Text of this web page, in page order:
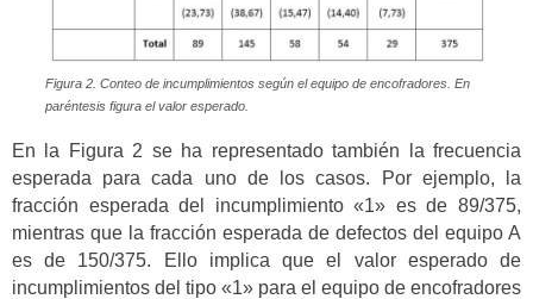
Figura 2. Conteo de incumplimientos según el equipo de encofradores. En
paréntesis figura el valor esperado.
En la Figura 2 se ha representado también la frecuencia
esperada para cada uno de los casos. Por ejemplo, la
fracción esperada del incumplimiento «1» es de 89/375,
mientras que la fracción esperada de defectos del equipo A
es de 150/375. Ello implica que el valor esperado de
incumplimientos del tipo «1» para el equipo de encofradores